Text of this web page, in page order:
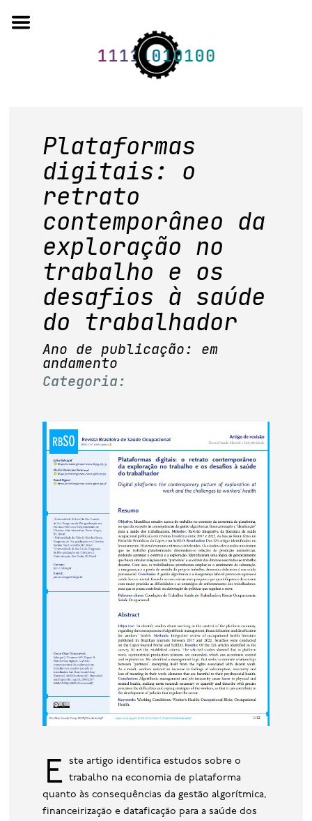
to
quem somos
artigos em periódicos
anais de eventos
capítulos de livros
editorial
base de dados
publicações na mídia
Plataformas
digitais: o
retrato
contemporâneo da
exploração no
trabalho e os
desafios à saúde
do trabalhador
Ano de publicação: em
andamento
Categoria:
Este artigo identifica estudos sobre o
trabalho na economia de plataforma
quanto às consequências da gestão algorítmica,
financeirização e dataficação para a saúde dos